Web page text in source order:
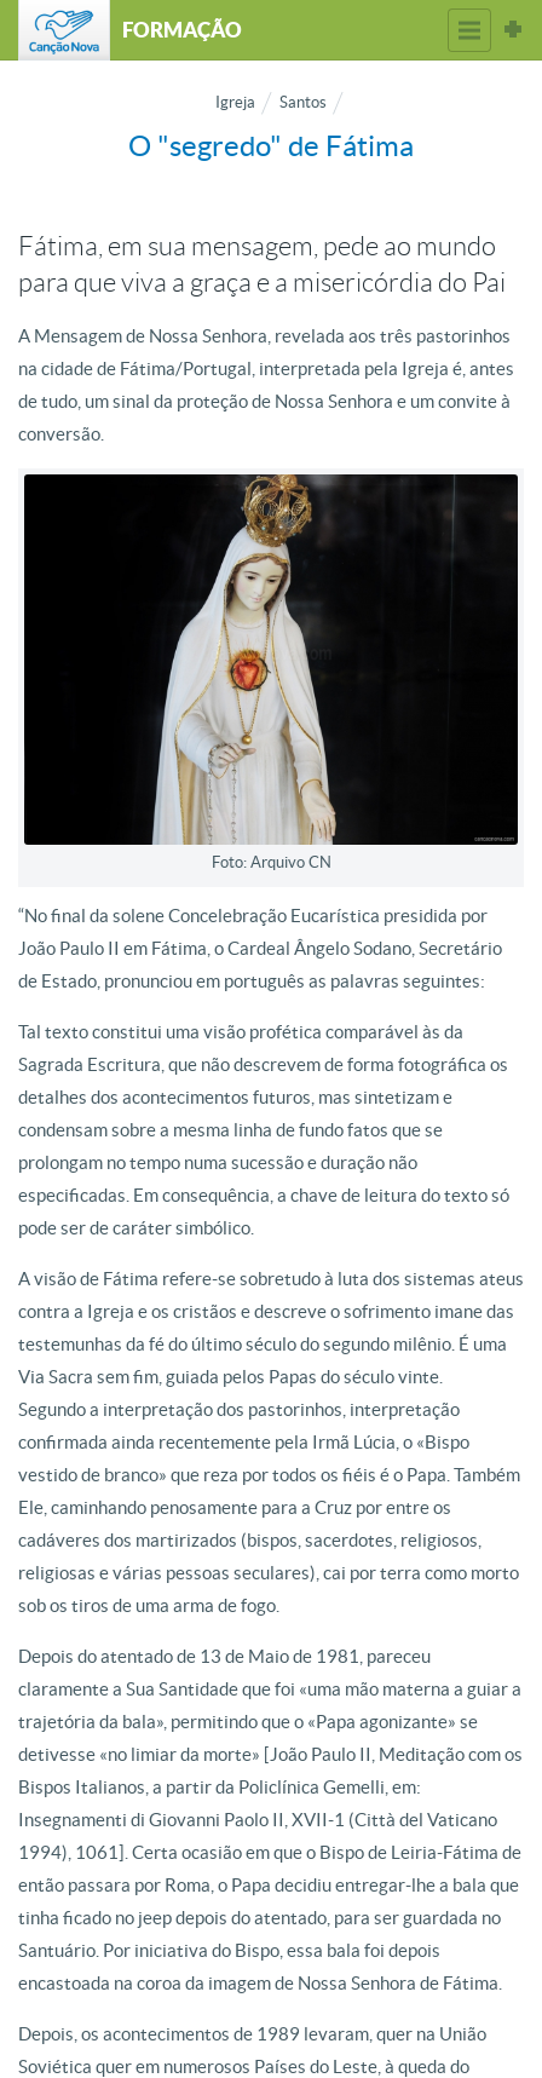
FORMAÇÃO
Igreja Santos
O "segredo" de Fátima
Fátima, em sua mensagem, pede ao mundo
para que viva a graça e a misericórdia do Pai
A Mensagem de Nossa Senhora, revelada aos três pastorinhos
na cidade de Fátima/Portugal, interpretada pela Igreja é, antes
de tudo, um sinal da proteção de Nossa Senhora e um convite à
conversão.
Foto: Arquivo CN
“No final da solene Concelebração Eucarística presidida por
João Paulo II em Fátima, o Cardeal Ângelo Sodano, Secretário
de Estado, pronunciou em português as palavras seguintes:
Tal texto constitui uma visão profética comparável às da
Sagrada Escritura, que não descrevem de forma fotográfica os
detalhes dos acontecimentos futuros, mas sintetizam e
condensam sobre a mesma linha de fundo fatos que se
prolongam no tempo numa sucessão e duração não
especificadas. Em consequência, a chave de leitura do texto só
pode ser de caráter simbólico.
A visão de Fátima refere-se sobretudo à luta dos sistemas ateus
contra a Igreja e os cristãos e descreve o sofrimento imane das
testemunhas da fé do último século do segundo milênio. É uma
Via Sacra sem fim, guiada pelos Papas do século vinte.
Segundo a interpretação dos pastorinhos, interpretação
confirmada ainda recentemente pela Irmã Lúcia, o «Bispo
vestido de branco» que reza por todos os fiéis é o Papa. Também
Ele, caminhando penosamente para a Cruz por entre os
cadáveres dos martirizados (bispos, sacerdotes, religiosos,
religiosas e várias pessoas seculares), cai por terra como morto
sob os tiros de uma arma de fogo.
Depois do atentado de 13 de Maio de 1981, pareceu
claramente a Sua Santidade que foi «uma mão materna a guiar a
trajetória da bala», permitindo que o «Papa agonizante» se
detivesse «no limiar da morte» [João Paulo II, Meditação com os
Bispos Italianos, a partir da Policlínica Gemelli, em:
Insegnamenti di Giovanni Paolo II, XVII-1 (Città del Vaticano
1994), 1061]. Certa ocasião em que o Bispo de Leiria-Fátima de
então passara por Roma, o Papa decidiu entregar-lhe a bala que
tinha ficado no jeep depois do atentado, para ser guardada no
Santuário. Por iniciativa do Bispo, essa bala foi depois
encastoada na coroa da imagem de Nossa Senhora de Fátima.
Depois, os acontecimentos de 1989 levaram, quer na União
Soviética quer em numerosos Países do Leste, à queda do